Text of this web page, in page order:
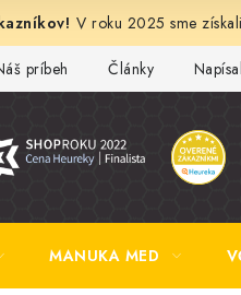
V roku 2025 sme
príbeh Články
MANUKA MED